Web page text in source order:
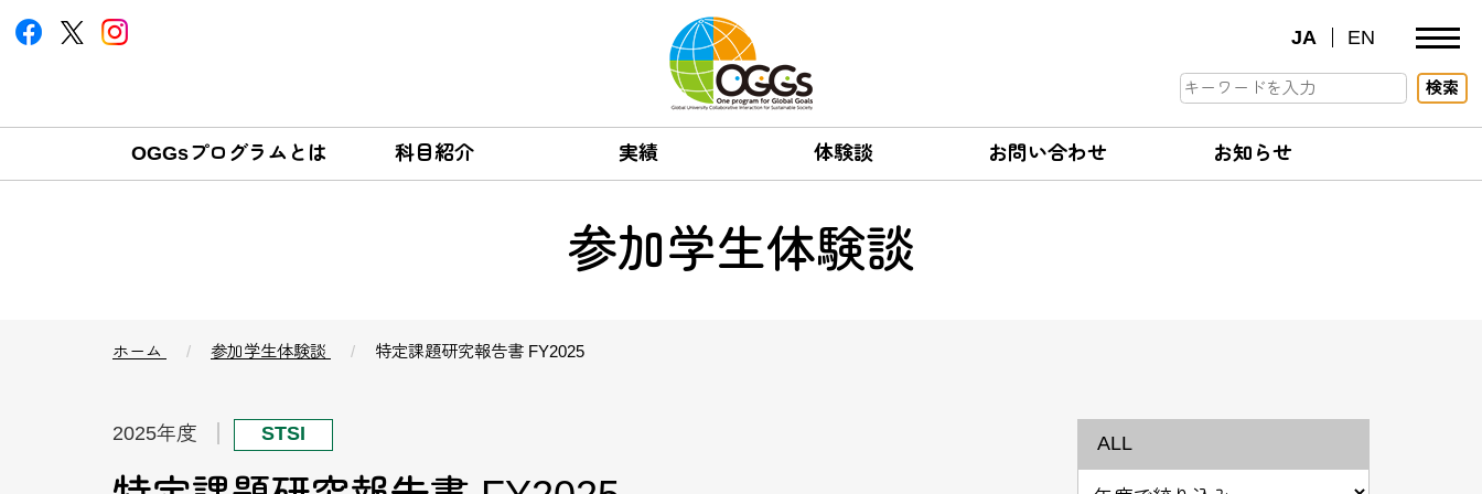
JA EN
検索
OGGsプログラムとは 科目紹介 実績 体験談 お問い合わせ お知らせ
参加学生体験談
ホーム 参加学生体験談 特定課題研究報告書 FY2025
2025年度 STSI ALL